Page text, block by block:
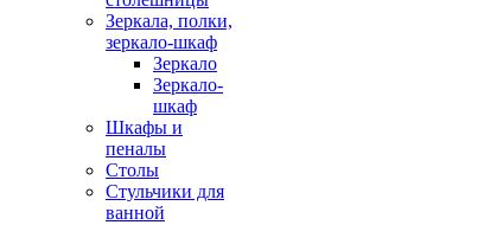
Зеркала, полки,
зеркало-шкаф
Зеркало
Зеркало-
шкаф
Шкафы и
пеналы
Столы
Стульчики для
ванной